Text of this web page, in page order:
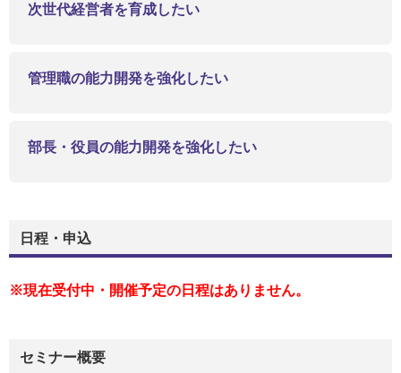
次世代経営者を育成したい
管理職の能力開発を強化したい
部長・役員の能力開発を強化したい
日程・申込
※現在受付中・開催予定の日程はありません。
セミナー概要